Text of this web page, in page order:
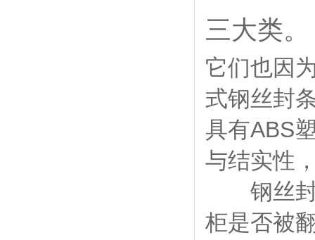
三大类。
它们也因
式钢丝封
具有ABS
与结实性
钢丝封
柜是否被